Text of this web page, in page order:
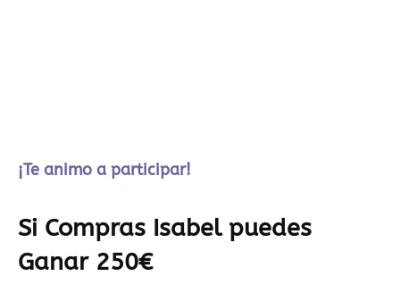
¡Te animo a participar!
Si Compras Isabel puedes
Ganar 250€